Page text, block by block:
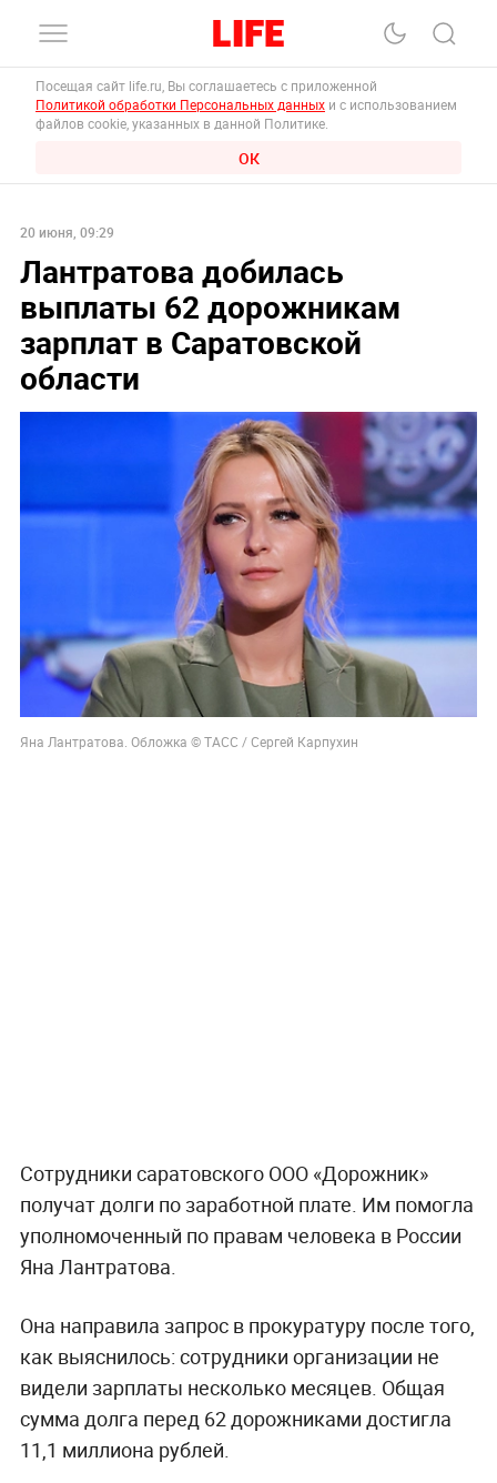
Посещая сайт life.ru, Вы соглашаетесь с приложенной
Политикой обработки Персональных данных и с использованием
файлов cookie, указанных в данной Политике.
ОК
20 июня, 09:29
Лантратова добилась
выплаты 62 дорожникам
зарплат в Саратовской
области
Яна Лантратова. Обложка © ТАСС / Сергей Карпухин
Сотрудники саратовского ООО «Дорожник»
получат долги по заработной плате. Им помогла
уполномоченный по правам человека в России
Яна Лантратова.
Она направила запрос в прокуратуру после того,
как выяснилось: сотрудники организации не
видели зарплаты несколько месяцев. Общая
сумма долга перед 62 дорожниками достигла
11,1 миллиона рублей.